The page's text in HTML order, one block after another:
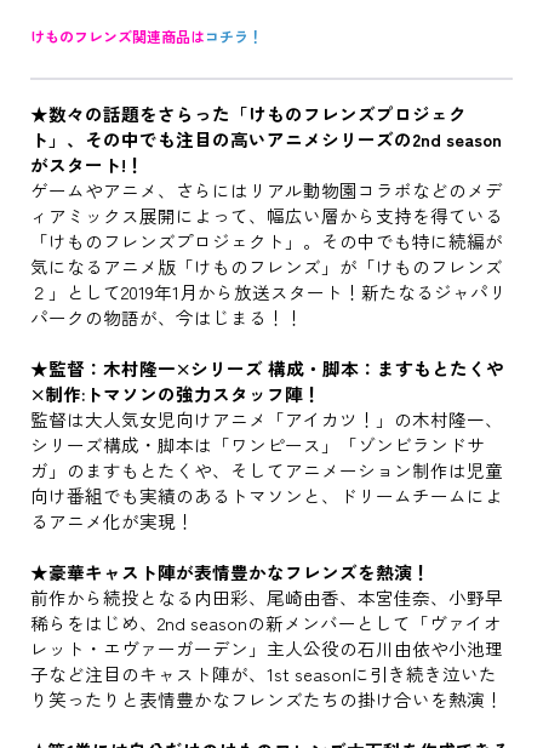
けものフレンズ関連商品はコチラ！
★数々の話題をさらった「けものフレンズプロジェク
ト」、その中でも注目の高いアニメシリーズの2nd season
がスタート!！
ゲームやアニメ、さらにはリアル動物園コラボなどのメデ
ィアミックス展開によって、幅広い層から支持を得ている
「けものフレンズプロジェクト」。その中でも特に続編が
気になるアニメ版「けものフレンズ」が「けものフレンズ
２」として2019年1月から放送スタート！新たなるジャパリ
パークの物語が、今はじまる！！
★監督：木村隆一×シリーズ 構成・脚本：ますもとたくや
×制作:トマソンの強力スタッフ陣！
監督は大人気女児向けアニメ「アイカツ！」の木村隆一、
シリーズ構成・脚本は「ワンピース」「ゾンビランドサ
ガ」のますもとたくや、そしてアニメーション制作は児童
向け番組でも実績のあるトマソンと、ドリームチームによ
るアニメ化が実現！
★豪華キャスト陣が表情豊かなフレンズを熱演！
前作から続投となる内田彩、尾崎由香、本宮佳奈、小野早
稀らをはじめ、2nd seasonの新メンバーとして「ヴァイオ
レット・エヴァーガーデン」主人公役の石川由依や小池理
子など注目のキャスト陣が、1st seasonに引き続き泣いた
り笑ったりと表情豊かなフレンズたちの掛け合いを熱演！